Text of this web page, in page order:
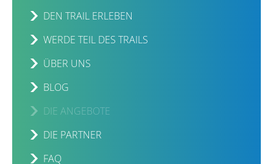
DEN TRAIL ERLEBEN
WERDE TEIL DES TRAILS
ÜBER UNS
BLOG
DIE ANGEBOTE
DIE PARTNER
FAQ